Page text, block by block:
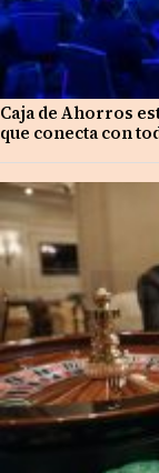
Caja de Ahorros
que conecta con